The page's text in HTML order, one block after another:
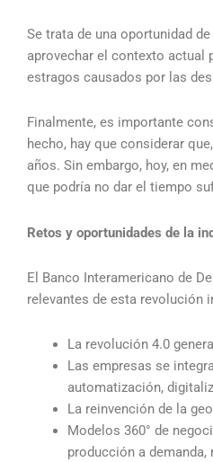
Se trata de una oportunidad
aprovechar el contexto actual
estragos causados por las
Finalmente, es importante
hecho, hay que considerar
años. Sin embargo, hoy, en
que podría no dar el tiempo
Retos y oportunidades de la
El Banco Interamericano de
relevantes de esta revolución
La revolución 4.0
Las empresas se
automatización,
La reinvención de la
Modelos 360° de
producción a